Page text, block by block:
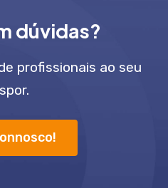
dúvidas?
profissionais ao seu